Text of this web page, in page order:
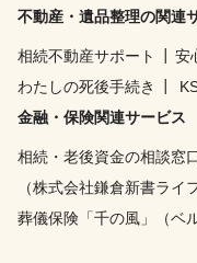
不動産・遺品整理の関連
相続不動産サポート
安
わたしの死後手続き
金融・保険関連サービス
相続・老後資金の相談窓
（株式会社鎌倉新書ライ
葬儀保険「千の風」（ベ